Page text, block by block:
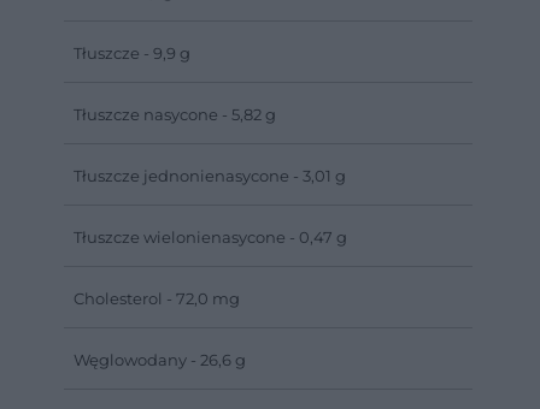
Tłuszcze - 9,9 g
Tłuszcze nasycone - 5,82 g
Tłuszcze jednonienasycone - 3,01 g
Tłuszcze wielonienasycone - 0,47 g
Cholesterol - 72,0 mg
Węglowodany - 26,6 g